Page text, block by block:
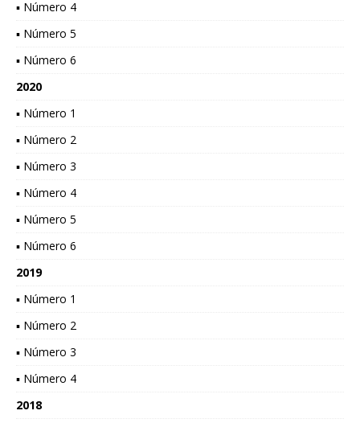
▪ Número 4
▪ Número 5
▪ Número 6
2020
▪ Número 1
▪ Número 2
▪ Número 3
▪ Número 4
▪ Número 5
▪ Número 6
2019
▪ Número 1
▪ Número 2
▪ Número 3
▪ Número 4
2018